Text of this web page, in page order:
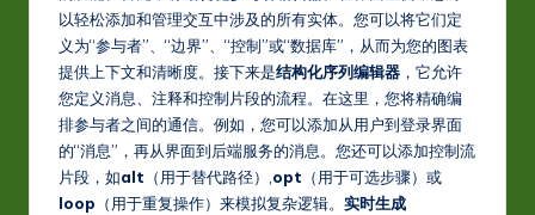
in
A
&
S
以轻松添加和管理交互中涉及的所有实体。您可以将它们定
义为“参与者”、“边界”、“控制”或“数据库”，从而为您的图表
提供上下文和清晰度。接下来是结构化序列编辑器 ，它允许
您定义消息、注释和控制片段的流程。在这里，您将精确编
排参与者之间的通信。例如，您可以添加从用户到登录界面
的“消息”，再从界面到后端服务的消息。您还可以添加控制流
片段，如alt （用于替代路径）, opt （用于可选步骤）或
loop （用于重复操作）来模拟复杂逻辑。 实时生成